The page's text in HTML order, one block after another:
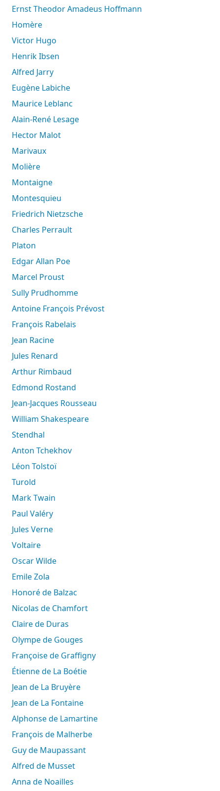
Ernst Theodor Amadeus Hoffmann
Homère
Victor Hugo
Henrik Ibsen
Alfred Jarry
Eugène Labiche
Maurice Leblanc
Alain-René Lesage
Hector Malot
Marivaux
Molière
Montaigne
Montesquieu
Friedrich Nietzsche
Charles Perrault
Platon
Edgar Allan Poe
Marcel Proust
Sully Prudhomme
Antoine François Prévost
François Rabelais
Jean Racine
Jules Renard
Arthur Rimbaud
Edmond Rostand
Jean-Jacques Rousseau
William Shakespeare
Stendhal
Anton Tchekhov
Léon Tolstoï
Turold
Mark Twain
Paul Valéry
Jules Verne
Voltaire
Oscar Wilde
Emile Zola
Honoré de Balzac
Nicolas de Chamfort
Claire de Duras
Olympe de Gouges
Françoise de Graffigny
Étienne de La Boétie
Jean de La Bruyère
Jean de La Fontaine
Alphonse de Lamartine
François de Malherbe
Guy de Maupassant
Alfred de Musset
Anna de Noailles